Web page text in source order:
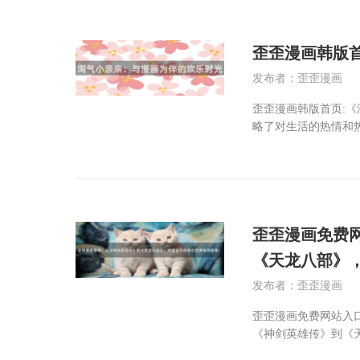
歪歪漫画韩版
发布者：歪歪漫画
歪歪漫画韩版首页:
略了对生活的热情和
歪歪漫画免费
《天龙八部
发布者：歪歪漫画
歪歪漫画免费网站入
《神剑英雄传》到